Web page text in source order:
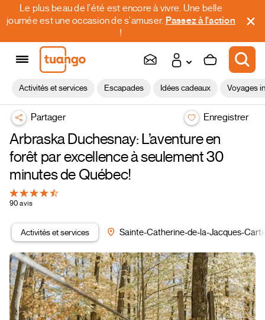
Le plus beau de l'été est encore à vivre. Une belle
journée est une occasion de s'amuser. Passez à l'action
!
Activités et services Escapades Idées cadeaux Voyages
Partager Enregistrer
Arbraska Duchesnay: L’aventure en
forêt par excellence à seulement 30
minutes de Québec!
90 avis
Activités et services Sainte-Catherine-de-la-Jacques-